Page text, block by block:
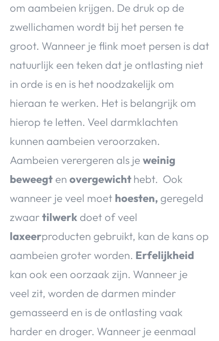
om aambeien krijgen. De druk op de
zwellichamen wordt bij het persen te
groot. Wanneer je flink moet persen is dat
natuurlijk een teken dat je ontlasting niet
in orde is en is het noodzakelijk om
hieraan te werken. Het is belangrijk om
hierop te letten. Veel darmklachten
kunnen aambeien veroorzaken.
Aambeien verergeren als je weinig
beweegt en overgewichthebt. Ook
wanneer je veel moet hoesten, geregeld
zwaartilwerk doet of veel
laxeerproducten gebruikt, kan de kans op
aambeien groter worden. Erfelijkheid
kan ook een oorzaak zijn. Wanneer je
veel zit, worden de darmen minder
gemasseerd en is de ontlasting vaak
harder en droger. Wanneer je eenmaal